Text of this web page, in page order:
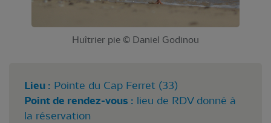
Huîtrier pie © Daniel Godinou
Lieu : Pointe du Cap Ferret (33)
Point de rendez-vous : lieu de RDV donné à
la réservation